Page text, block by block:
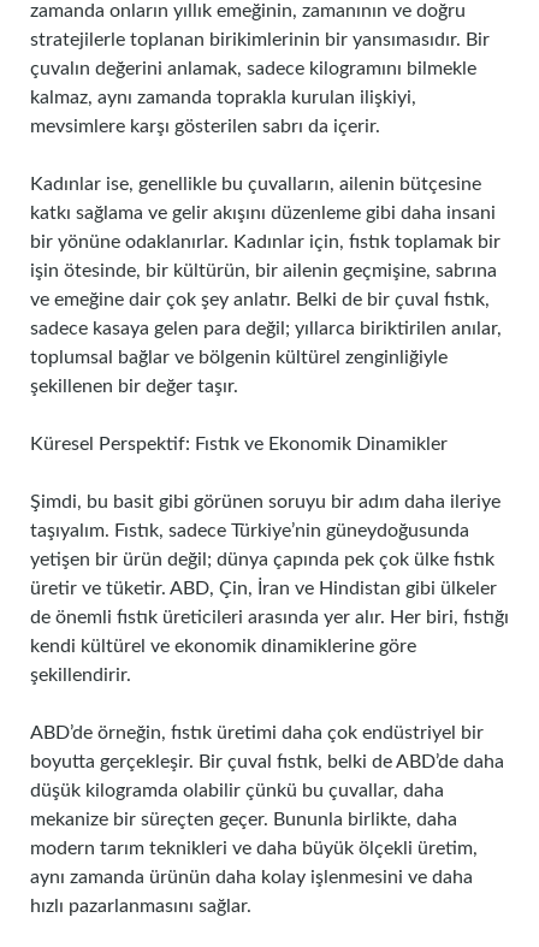
zamanda onların yıllık emeğinin, zamanının ve doğru
stratejilerle toplanan birikimlerinin bir yansımasıdır. Bir
çuvalın değerini anlamak, sadece kilogramını bilmekle
kalmaz, aynı zamanda toprakla kurulan ilişkiyi,
mevsimlere karşı gösterilen sabrı da içerir.
Kadınlar ise, genellikle bu çuvalların, ailenin bütçesine
katkı sağlama ve gelir akışını düzenleme gibi daha insani
bir yönüne odaklanırlar. Kadınlar için, fıstık toplamak bir
işin ötesinde, bir kültürün, bir ailenin geçmişine, sabrına
ve emeğine dair çok şey anlatır. Belki de bir çuval fıstık,
sadece kasaya gelen para değil; yıllarca biriktirilen anılar,
toplumsal bağlar ve bölgenin kültürel zenginliğiyle
şekillenen bir değer taşır.
Küresel Perspektif: Fıstık ve Ekonomik Dinamikler
Şimdi, bu basit gibi görünen soruyu bir adım daha ileriye
taşıyalım. Fıstık, sadece Türkiye’nin güneydoğusunda
yetişen bir ürün değil; dünya çapında pek çok ülke fıstık
üretir ve tüketir. ABD, Çin, İran ve Hindistan gibi ülkeler
de önemli fıstık üreticileri arasında yer alır. Her biri, fıstığı
kendi kültürel ve ekonomik dinamiklerine göre
şekillendirir.
ABD’de örneğin, fıstık üretimi daha çok endüstriyel bir
boyutta gerçekleşir. Bir çuval fıstık, belki de ABD’de daha
düşük kilogramda olabilir çünkü bu çuvallar, daha
mekanize bir süreçten geçer. Bununla birlikte, daha
modern tarım teknikleri ve daha büyük ölçekli üretim,
aynı zamanda ürünün daha kolay işlenmesini ve daha
hızlı pazarlanmasını sağlar.